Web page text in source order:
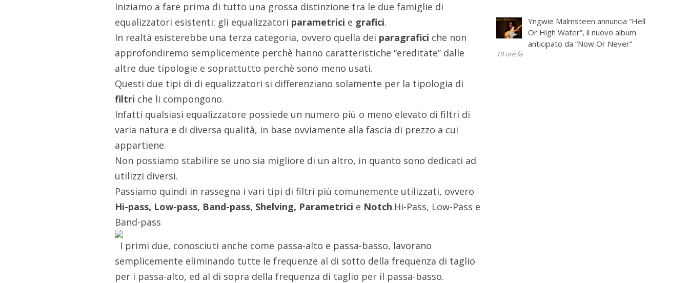
Iniziamo a fare prima di tutto una grossa distinzione tra le due famiglie di
equalizzatori esistenti: gli equalizzatori parametrici e grafici.
In realtà esisterebbe una terza categoria, ovvero quella dei paragrafici che non
approfondiremo semplicemente perchè hanno caratteristiche “ereditate” dalle
altre due tipologie e soprattutto perchè sono meno usati.
Questi due tipi di di equalizzatori si differenziano solamente per la tipologia di
filtri che li compongono.
Infatti qualsiasi equalizzatore possiede un numero più o meno elevato di filtri di
varia natura e di diversa qualità, in base ovviamente alla fascia di prezzo a cui
appartiene.
Non possiamo stabilire se uno sia migliore di un altro, in quanto sono dedicati ad
utilizzi diversi.
Passiamo quindi in rassegna i vari tipi di filtri più comunemente utilizzati, ovvero
Hi-pass, Low-pass, Band-pass, Shelving, Parametrici e Notch.Hi-Pass, Low-Pass e
Band-pass
I primi due, conosciuti anche come passa-alto e passa-basso, lavorano
semplicemente eliminando tutte le frequenze al di sotto della frequenza di taglio
per i passa-alto, ed al di sopra della frequenza di taglio per il passa-basso.
Yngwie Malmsteen annuncia “Hell
Or High Water”, il nuovo album
anticipato da “Now Or Never”
19 ore fa